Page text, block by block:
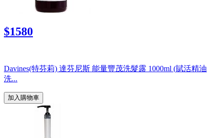
$1580
Davines(特芬莉) 達芬尼斯 能量豐茂洗髮露 1000ml (賦活精油
洗...
加入購物車